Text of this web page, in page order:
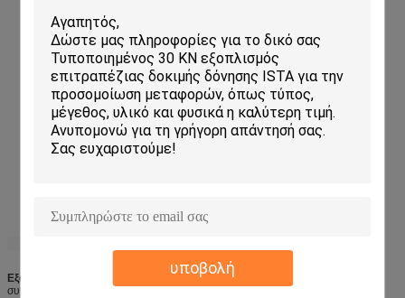
υποβολή
Εξουσιοδότηση:
12 μήνες μετά από την εγκατάσταση, ισόβια χρονική
συντήρηση.